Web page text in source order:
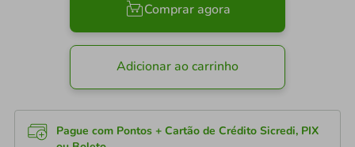
Comprar agora
Adicionar ao carrinho
Pague com Pontos + Cartão de Crédito Sicredi, PIX